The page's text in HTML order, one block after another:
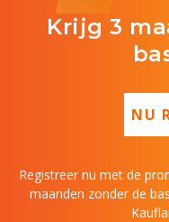
Krijg 3
NU
Registreer nu met de
maanden zonder de